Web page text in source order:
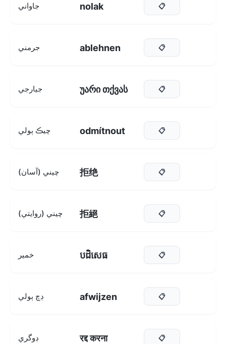
جاواني nolak 📋
جرمني ablehnen 📋
جيارجي უარი თქვას 📋
چيڪ ٻولي odmítnout 📋
چيني (آسان) 拒绝 📋
چيني (روايتي) 拒絕 📋
خمير បដិសេធ 📋
ڊچ ٻولي afwijzen 📋
ڊوگري रद्द करना 📋